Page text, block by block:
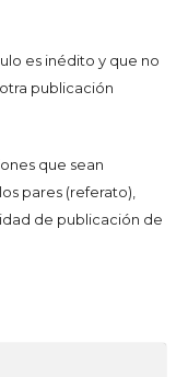
es inédito y que no
publicación
que sean
pares (referato),
de publicación de